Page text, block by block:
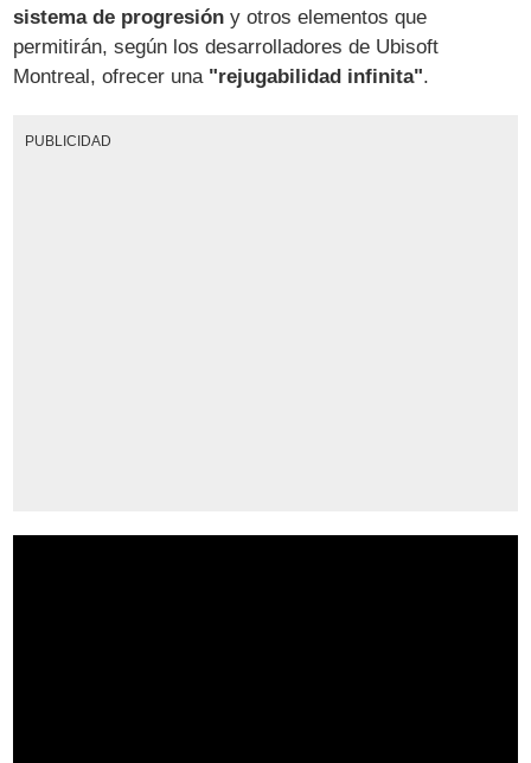
sistema de progresión y otros elementos que
permitirán, según los desarrolladores de Ubisoft
Montreal, ofrecer una "rejugabilidad infinita".
PUBLICIDAD